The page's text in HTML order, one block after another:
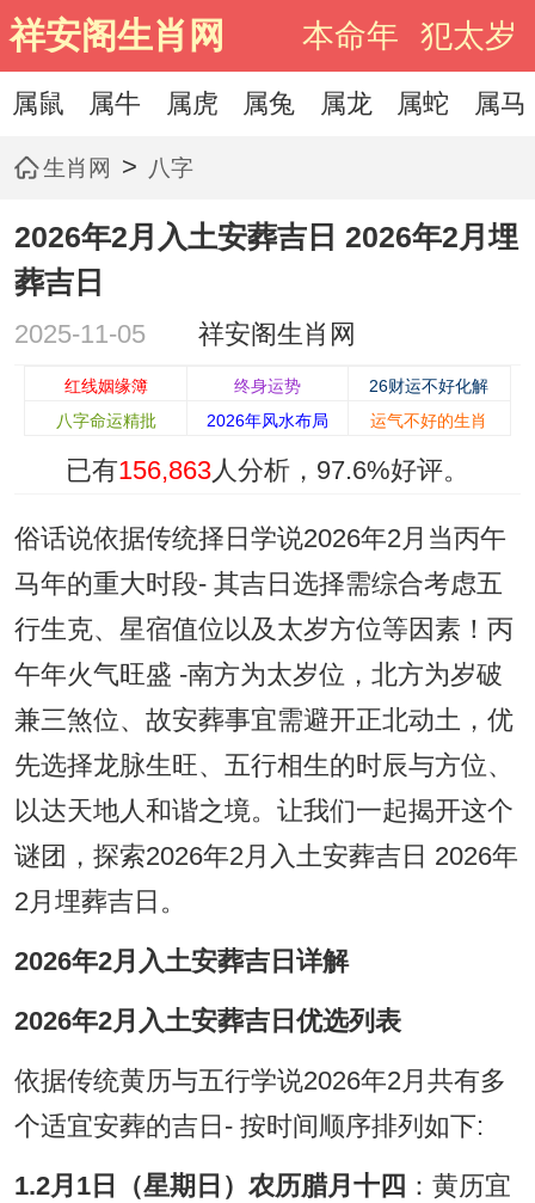
祥安阁生肖网 本命年 犯太岁
属鼠 属牛 属虎 属兔 属龙 属蛇 属马
生肖网 > 八字
2026年2月入土安葬吉日 2026年2月埋
葬吉日
2025-11-05 祥安阁生肖网
红线姻缘簿 终身运势
26财运不好化解
八字命运精批
2026年风水布局 运气不好的生肖
已有156,863人分析， 97.6%好评。
俗话说依据传统择日学说2026年2月当丙午
马年的重大时段- 其吉日选择需综合考虑五
行生克、星宿值位以及太岁方位等因素！丙
午年火气旺盛 -南方为太岁位，北方为岁破
兼三煞位、故安葬事宜需避开正北动土，优
先选择龙脉生旺、五行相生的时辰与方位、
以达天地人和谐之境。让我们一起揭开这个
谜团，探索2026年2月入土安葬吉日 2026年
2月埋葬吉日。
2026年2月入土安葬吉日详解
2026年2月入土安葬吉日优选列表
依据传统黄历与五行学说2026年2月共有多
个适宜安葬的吉日- 按时间顺序排列如下:
1.2月1日（星期日）农历腊月十四 ：黄历宜